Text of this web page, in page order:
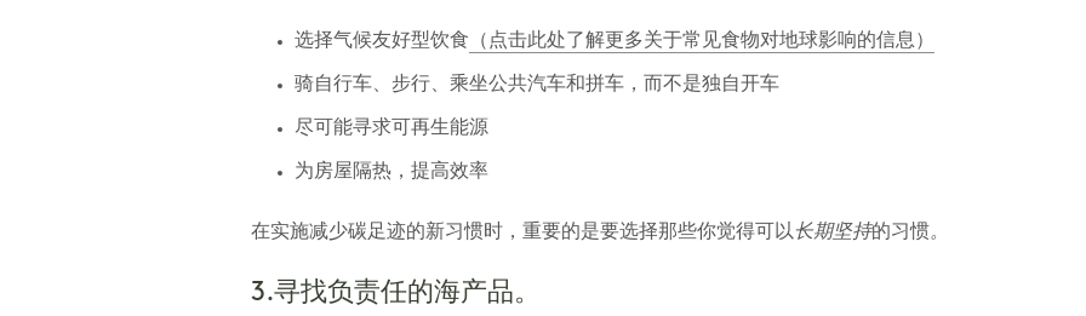
选择气候友好型饮食 （点击此处了解更多关于常见食物对地球影响的信息）
骑自行车、步行、乘坐公共汽车和拼车，而不是独自开车
尽可能寻求可再生能源
为房屋隔热，提高效率
在实施减少碳足迹的新习惯时，重要的是要选择那些你觉得可以长期坚持的习惯。
3.寻找负责任的海产品。